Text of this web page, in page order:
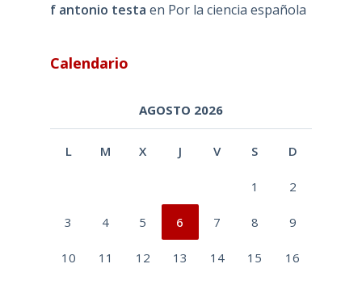
f antonio testa en Por la ciencia española
Calendario
AGOSTO 2026
L M X J V S D
1 2
3 4 5 6 7 8 9
10 11 12 13 14 15 16